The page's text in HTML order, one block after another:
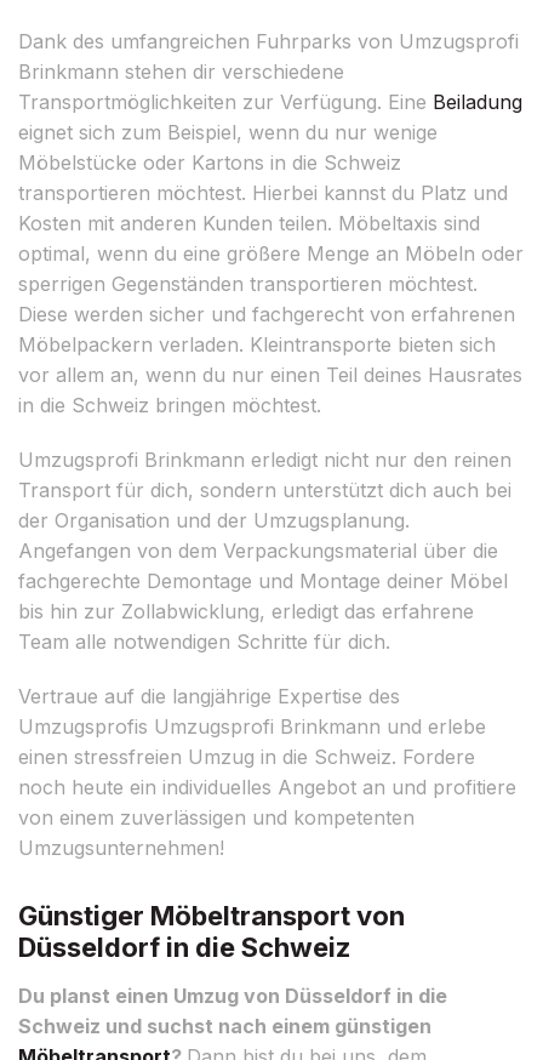
Dank des umfangreichen Fuhrparks von Umzugsprofi
Brinkmann stehen dir verschiedene
Transportmöglichkeiten zur Verfügung. Eine Beiladung
eignet sich zum Beispiel, wenn du nur wenige
Möbelstücke oder Kartons in die Schweiz
transportieren möchtest. Hierbei kannst du Platz und
Kosten mit anderen Kunden teilen. Möbeltaxis sind
optimal, wenn du eine größere Menge an Möbeln oder
sperrigen Gegenständen transportieren möchtest.
Diese werden sicher und fachgerecht von erfahrenen
Möbelpackern verladen. Kleintransporte bieten sich
vor allem an, wenn du nur einen Teil deines Hausrates
in die Schweiz bringen möchtest.
Umzugsprofi Brinkmann erledigt nicht nur den reinen
Transport für dich, sondern unterstützt dich auch bei
der Organisation und der Umzugsplanung.
Angefangen von dem Verpackungsmaterial über die
fachgerechte Demontage und Montage deiner Möbel
bis hin zur Zollabwicklung, erledigt das erfahrene
Team alle notwendigen Schritte für dich.
Vertraue auf die langjährige Expertise des
Umzugsprofis Umzugsprofi Brinkmann und erlebe
einen stressfreien Umzug in die Schweiz. Fordere
noch heute ein individuelles Angebot an und profitiere
von einem zuverlässigen und kompetenten
Umzugsunternehmen!
Günstiger Möbeltransport von
Düsseldorf in die Schweiz
Du planst einen Umzug von Düsseldorf in die
Schweiz und suchst nach einem günstigen